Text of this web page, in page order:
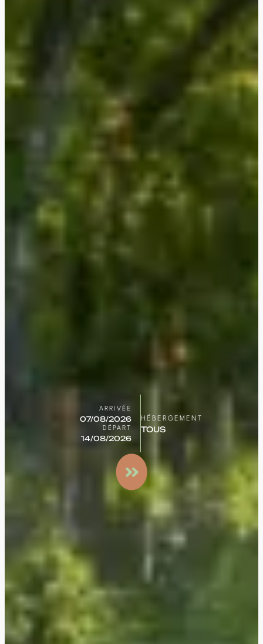
ARRIVÉE
DÉPART
HÉBERGEMENT
Rechercher
un séjour